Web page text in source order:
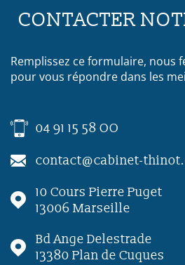
CONTACTER
Remplissez ce formulaire, nous
pour vous répondre dans les
04 91 15 58 OO
contact@cabinet-
10 Cours Pierre Puget
13006
Marseille
Bd Ange Delestrade
13380
Plan de Cuques